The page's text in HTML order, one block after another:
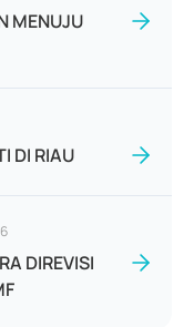
MENUJU
DI RIAU
DIREVISI